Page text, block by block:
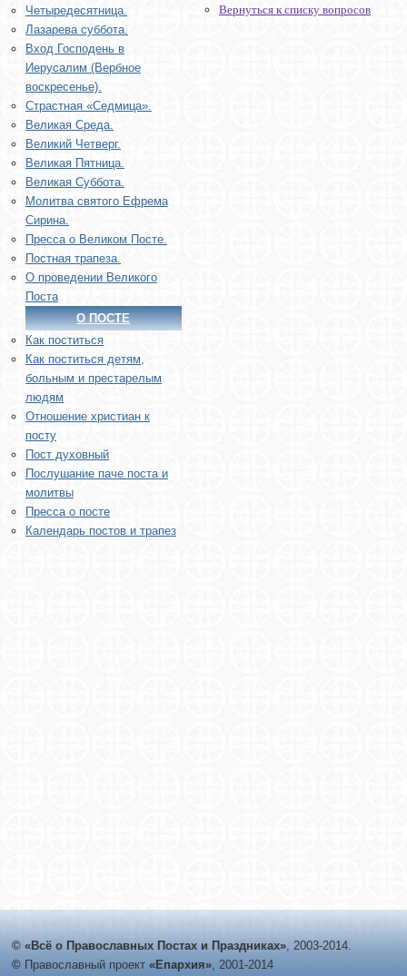
Четыредесятница.
Лазарева суббота.
Вход Господень в
Иерусалим (Вербное
воскресенье).
Страстная «Седмица».
Великая Среда.
Великий Четверг.
Великая Пятница.
Великая Суббота.
Молитва святого Ефрема
Сирина.
Пресса о Великом Посте.
Постная трапеза.
О проведении Великого
Поста
О ПОСТЕ
Как поститься
Как поститься детям,
больным и престарелым
людям
Отношение христиан к
посту
Пост духовный
Послушание паче поста и
молитвы
Пресса о посте
Календарь постов и трапез
Вернуться к списку вопросов
© «Всё о Православных Постах и Праздниках», 2003-2014.
© Православный проект «Епархия», 2001-2014